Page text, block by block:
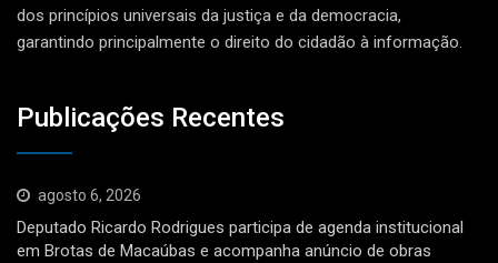
dos princípios universais da justiça e da democracia,
garantindo principalmente o direito do cidadão à informação.
Publicações Recentes
agosto 6, 2026
Deputado Ricardo Rodrigues participa de agenda institucional
em Brotas de Macaúbas e acompanha anúncio de obras